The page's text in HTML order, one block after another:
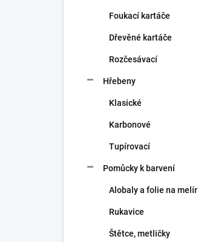
Foukací kartáče
Dřevěné kartáče
Rozčesávací
Hřebeny
Klasické
Karbonové
Tupírovací
Pomůcky k barvení
Alobaly a folie na melír
Rukavice
Štětce, metličky